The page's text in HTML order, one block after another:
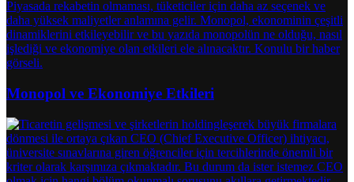
Monopol ve Ekonomiye Etkileri